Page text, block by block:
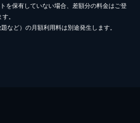
を保有していない場合、差額分の料金はご登
。
など）の月額利用料は別途発生します。